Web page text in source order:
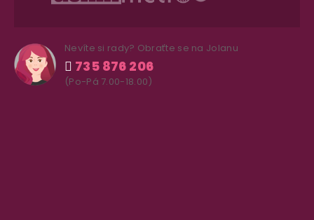
Nevíte si rady? Obraťte se na Jolanu
735 876 206
(Po-Pá 7.00-18.00)